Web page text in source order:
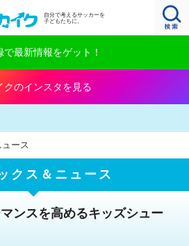
自分で考えるサッカーを
子どもたちに。
で最新情報をゲット！
クのインスタを見る
ュース
クス＆ニュース
ンスを高めるキッズシュー